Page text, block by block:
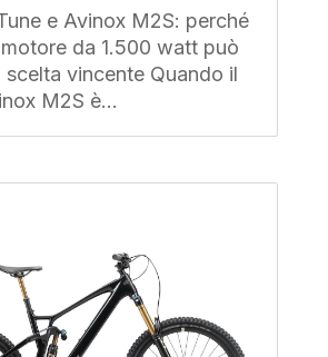
e Avinox M2S: perché
da 1.500 watt può
scelta vincente Quando il
M2S è...